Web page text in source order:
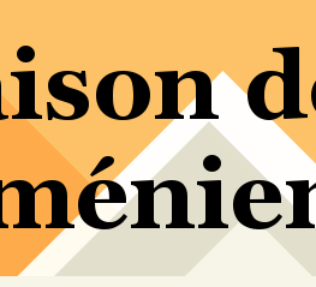
de Vienne